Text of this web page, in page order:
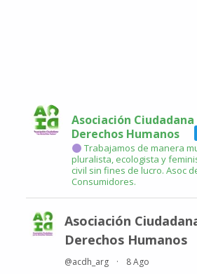
Asociación
Derechos Humanos
Trabajamos de manera
pluralista, ecologista y
civil sin fines de lucro. Asoc
Consumidores.
Asociación
Derechos Humanos
@acdh_arg · 8 Ago